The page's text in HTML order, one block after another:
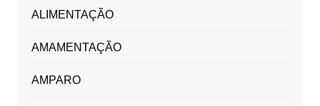
ALIMENTAÇÃO
AMAMENTAÇÃO
AMPARO